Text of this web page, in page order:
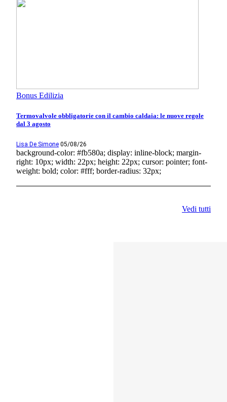
Bonus Edilizia
Termovalvole obbligatorie con il cambio caldaia: le nuove regole
dal 3 agosto
Lisa De Simone 05/08/26
background-color: #fb580a; display: inline-block; margin-
right: 10px; width: 22px; height: 22px; cursor: pointer; font-
weight: bold; color: #fff; border-radius: 32px;
Vedi tutti